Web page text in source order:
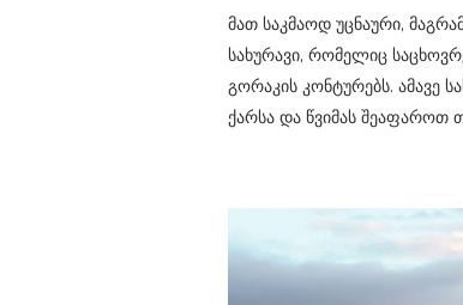
მათ საკმაოდ უცნაური,
სახურავი, რომელიც
გორაკის კონტურებს. ამავე
ქარსა და წვიმას შეაფაროთ